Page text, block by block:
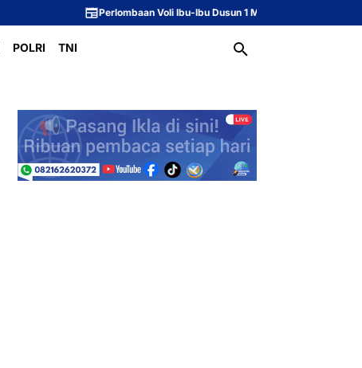
Perlombaan Voli Ibu-Ibu Dusun 1 Meriahkan Peringatan HUT ke-81
POLRI TNI